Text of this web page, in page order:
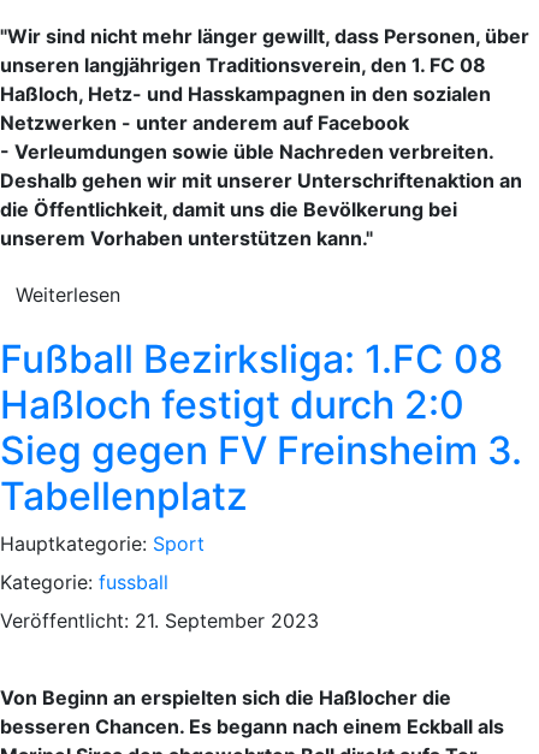
"Wir sind nicht mehr länger gewillt, dass Personen, über
unseren langjährigen Traditionsverein, den 1. FC 08
Haßloch, Hetz- und Hasskampagnen in den sozialen
Netzwerken - unter anderem auf Facebook
- Verleumdungen sowie üble Nachreden verbreiten.
Deshalb gehen wir mit unserer Unterschriftenaktion an
die Öffentlichkeit, damit uns die Bevölkerung bei
unserem Vorhaben unterstützen kann."
Weiterlesen
Fußball Bezirksliga: 1.FC 08
Haßloch festigt durch 2:0
Sieg gegen FV Freinsheim 3.
Tabellenplatz
Hauptkategorie: Sport
Kategorie: fussball
Veröffentlicht: 21. September 2023
Von Beginn an erspielten sich die Haßlocher die
besseren Chancen. Es begann nach einem Eckball als